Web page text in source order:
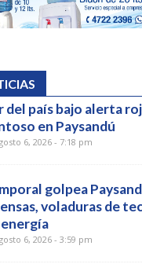
del país bajo alerta
en Paysandú
6, 2026 - 7:18 pm
golpea
voladuras de
6, 2026 - 3:59 pm